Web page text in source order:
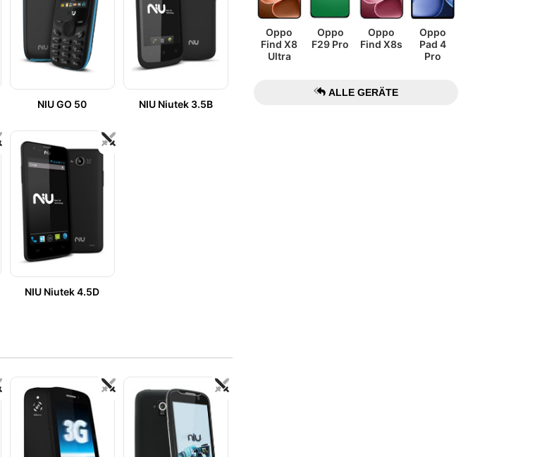
NIU GO 50 NIU Niutek 3.5B
NIU Niutek 4.5D
Oppo
Find X8
Ultra
Oppo
F29 Pro
Oppo
Find X8s
Oppo
Pad 4
Pro
ALLE GERÄTE